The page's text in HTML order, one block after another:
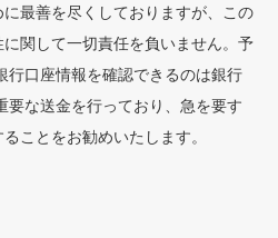
最善を尽くしておりますが、この
関して一切責任を負いません。予
行口座情報を確認できるのは銀行
要な送金を行っており、急を要す
ことをお勧めいたします。